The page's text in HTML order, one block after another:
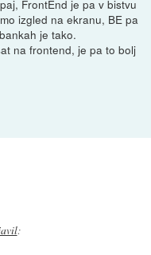
FrontEnd je pa v bistvu
izgled na ekranu, BE pa
je tako.
na frontend, je pa to bolj
: